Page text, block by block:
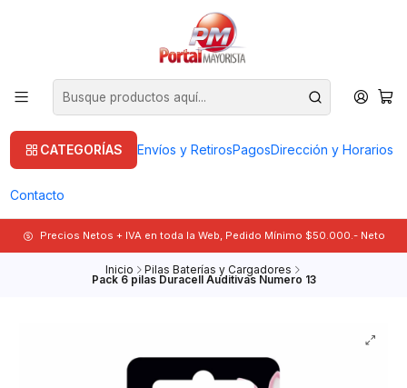
CATEGORÍAS Envíos y RetirosPagosDirección y Horarios
Contacto
Precios Netos + IVA en toda la Web, Pedido Mínimo $50.000.- Neto
Inicio Pilas Baterías y Cargadores
Pack 6 pilas Duracell Auditivas Numero 13